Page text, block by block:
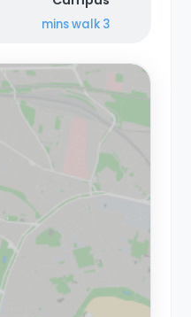
3 mins
walk